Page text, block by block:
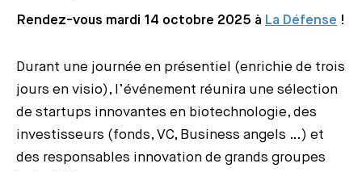
Rendez-vous mardi 14 octobre 2025 à La Défense !
Durant une journée en présentiel (enrichie de trois
jours en visio), l’événement réunira une sélection
de startups innovantes en biotechnologie, des
investisseurs (fonds, VC, Business angels …) et
des responsables innovation de grands groupes